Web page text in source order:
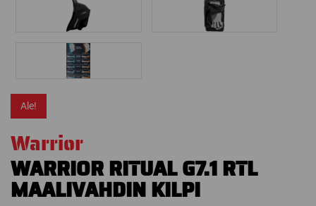
Ale!
Warrior
WARRIOR RITUAL G7.1 RTL
MAALIVAHDIN KILPI